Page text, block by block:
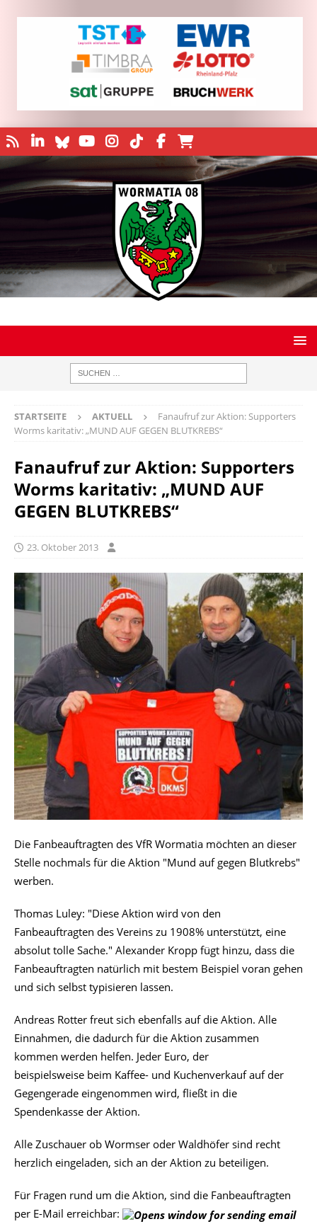
STARTSEITE AKTUELL
Fanaufruf zur Aktion: Supporters
Worms karitativ: „MUND AUF GEGEN BLUTKREBS“
Fanaufruf zur Aktion: Supporters
Worms karitativ: „MUND AUF
GEGEN BLUTKREBS“
23. Oktober 2013
Die Fanbeauftragten des VfR Wormatia möchten an dieser
Stelle nochmals für die Aktion "Mund auf gegen Blutkrebs"
werben.
Thomas Luley: "Diese Aktion wird von den
Fanbeauftragten des Vereins zu 1908% unterstützt, eine
absolut tolle Sache." Alexander Kropp fügt hinzu, dass die
Fanbeauftragten natürlich mit bestem Beispiel voran gehen
und sich selbst typisieren lassen.
Andreas Rotter freut sich ebenfalls auf die Aktion. Alle
Einnahmen, die dadurch für die Aktion zusammen
kommen werden helfen. Jeder Euro, der
beispielsweise beim Kaffee- und Kuchenverkauf auf der
Gegengerade eingenommen wird, fließt in die
Spendenkasse der Aktion.
Alle Zuschauer ob Wormser oder Waldhöfer sind recht
herzlich eingeladen, sich an der Aktion zu beteiligen.
Für Fragen rund um die Aktion, sind die Fanbeauftragten
per E-Mail erreichbar: